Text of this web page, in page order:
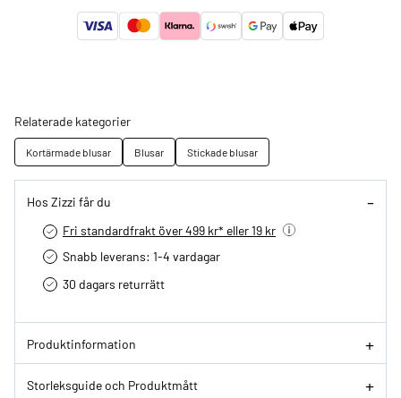
Relaterade kategorier
Kortärmade blusar Blusar Stickade blusar
Hos Zizzi får du
Fri standardfrakt över 499 kr* eller 19 kr
Snabb leverans: 1-4 vardagar
30 dagars returrätt­
Produktinformation
Storleksguide och Produktmått